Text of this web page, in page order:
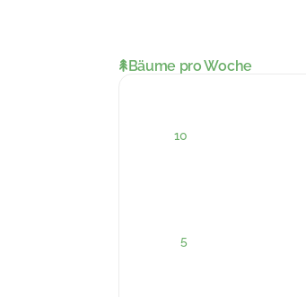
Bäume pro Woche